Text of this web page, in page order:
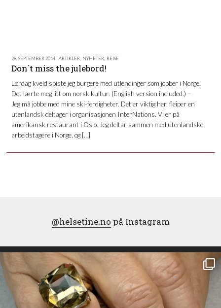
28. SEPTEMBER 2014 | ARTIKLER NYHETER REISE
Don´t miss the julebord!
Lørdag kveld spiste jeg burgere med utlendinger som jobber i Norge.
Det lærte meg litt om norsk kultur. (English version included.) –
Jeg må jobbe med mine ski-ferdigheter. Det er viktig her, fleiper en
utenlandsk deltager i organisasjonen InterNations. Vi er på
amerikansk restaurant i Oslo. Jeg deltar sammen med utenlandske
arbeidstagere i Norge, og […]
@helsetine.no på Instagram